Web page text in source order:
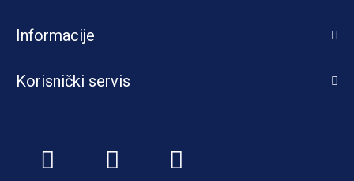
Informacije
Korisnički servis